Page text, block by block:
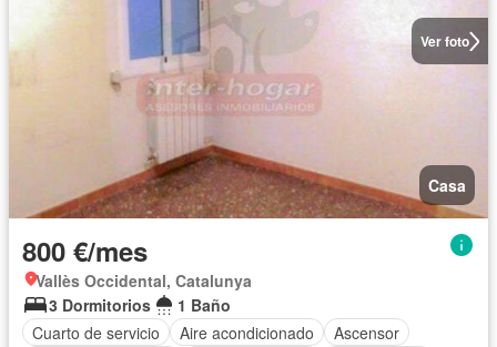
Ver foto
Casa
800 €/mes
Vallès Occidental, Catalunya
3 Dormitorios
1 Baño
Cuarto de servicio
Aire acondicionado
Ascensor